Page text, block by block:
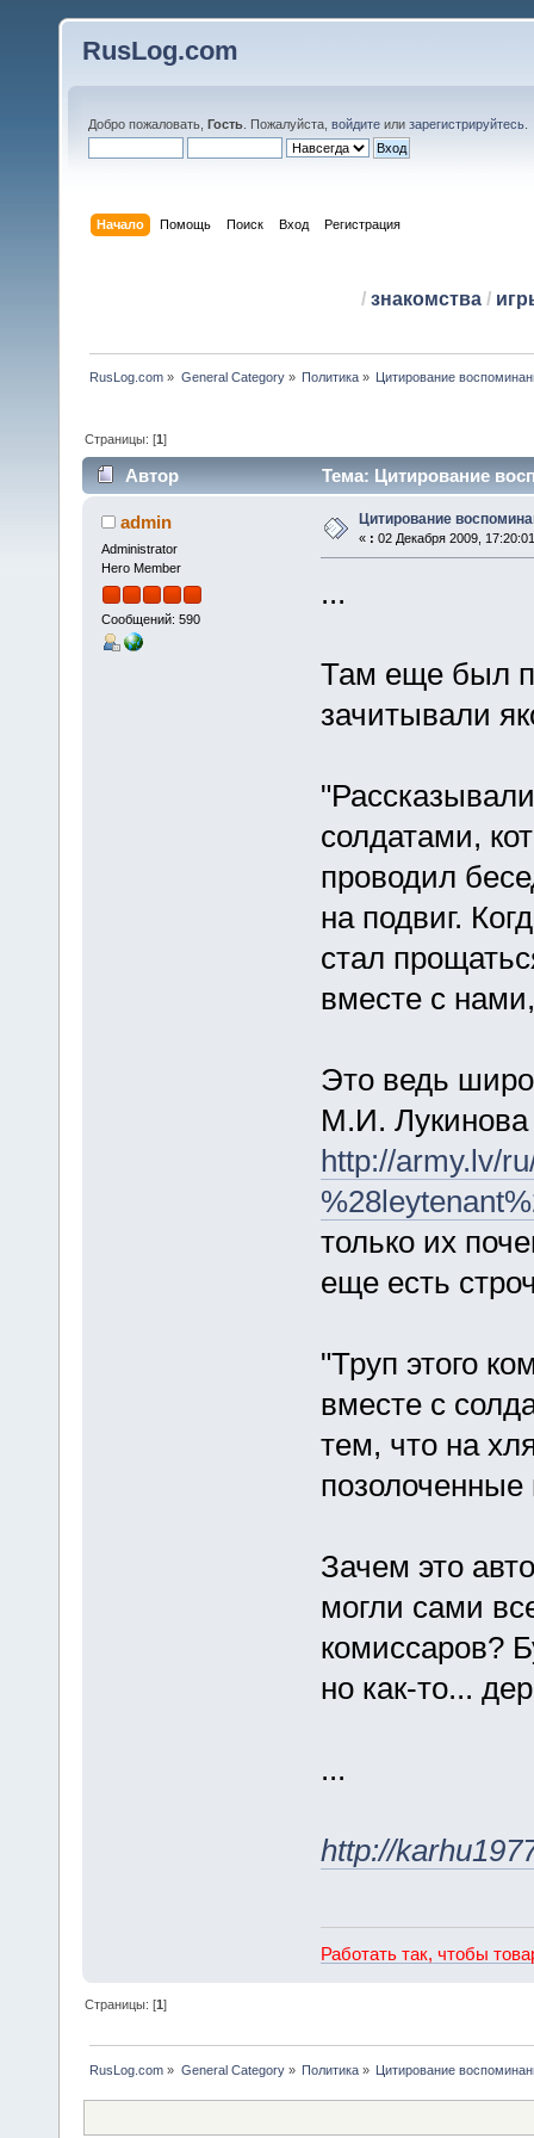
RusLog.com
Добро пожаловать, Гость . Пожалуйста, войдите или зарегистрируйтесь
Начало Помощь Поиск Вход Регистрация
/ знакомства/
RusLog.com » General Category» Политика» Цитирование
Страницы: [1]
Автор Тема: Цитирование
admin
Administrator
Hero Member
Сообщений: 590
Цитирование
« : 02 Декабря 2009,
...
Там еще был
зачитывали
солдатами,
проводил
на подвиг.
стал
вместе с
Это ведь
М.И. Лукинова
http://army.lv/
только их
еще есть
"Труп этого
вместе с
тем, что на
позолоченные
Зачем это
могли сами
комиссаров?
но как-то...
...
http://
Работать так, чтобы
Страницы: [1]
RusLog.com » General Category» Политика» Цитирование